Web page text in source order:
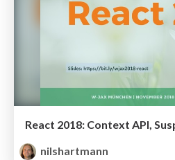
nilshartmann